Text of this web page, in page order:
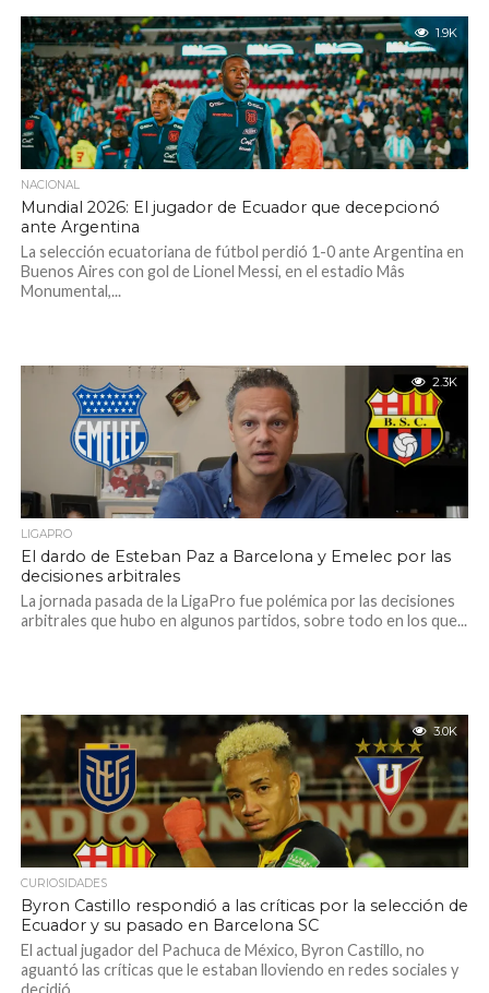
1.9K
NACIONAL
Mundial 2026: El jugador de Ecuador que decepcionó
ante Argentina
La selección ecuatoriana de fútbol perdió 1-0 ante Argentina en
Buenos Aires con gol de Lionel Messi, en el estadio Mâs
Monumental,...
2.3K
LIGAPRO
El dardo de Esteban Paz a Barcelona y Emelec por las
decisiones arbitrales
La jornada pasada de la LigaPro fue polémica por las decisiones
arbitrales que hubo en algunos partidos, sobre todo en los que...
3.0K
CURIOSIDADES
Byron Castillo respondió a las críticas por la selección de
Ecuador y su pasado en Barcelona SC
El actual jugador del Pachuca de México, Byron Castillo, no
aguantó las críticas que le estaban lloviendo en redes sociales y
decidió...